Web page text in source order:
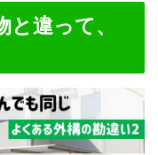
と違って、